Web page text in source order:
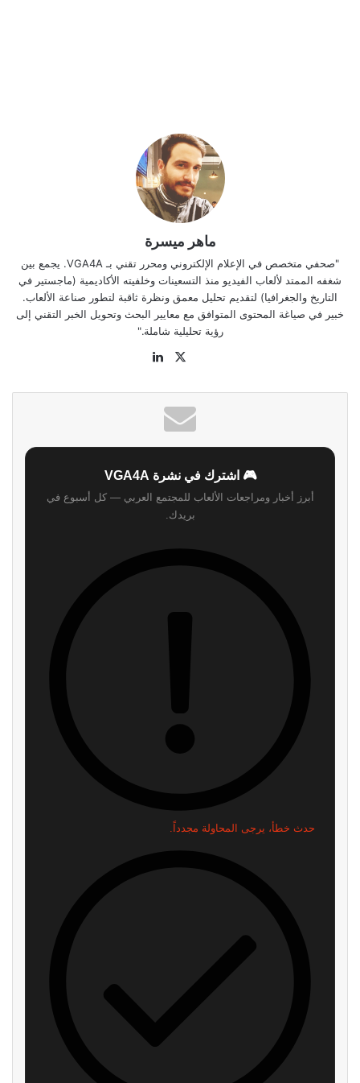
ماهر ميسرة
"صحفي متخصص في الإعلام الإلكتروني ومحرر تقني بـ VGA4A. يجمع بين
شغفه الممتد لألعاب الفيديو منذ التسعينات وخلفيته الأكاديمية (ماجستير في
التاريخ والجغرافيا) لتقديم تحليل معمق ونظرة ثاقبة لتطور صناعة الألعاب.
خبير في صياغة المحتوى المتوافق مع معايير البحث وتحويل الخبر التقني إلى
رؤية تحليلية شاملة."
موقع
‫X
🎮 اشترك في نشرة VGA4A
أبرز أخبار ومراجعات الألعاب للمجتمع العربي — كل أسبوع في
بريدك.
لن نرسل لك أي رسائل مزعجة — يمكنك إلغاء الاشتراك في أي وقت.
العرض الثالث للعبة GTA 6 يقترب..
صدقت تسريبات المطلعين
ستجعلك تعود مجددًا للعبها
منذ يومين
هل انتهى عصر كونسول بسعر 500
دولار حقاً؟ وأين هو أرخص مكان
شائعة انسحاب اكسبوكس من
Steam تتصاعد.. وصاحب التصريح
يوضح الحقيقة